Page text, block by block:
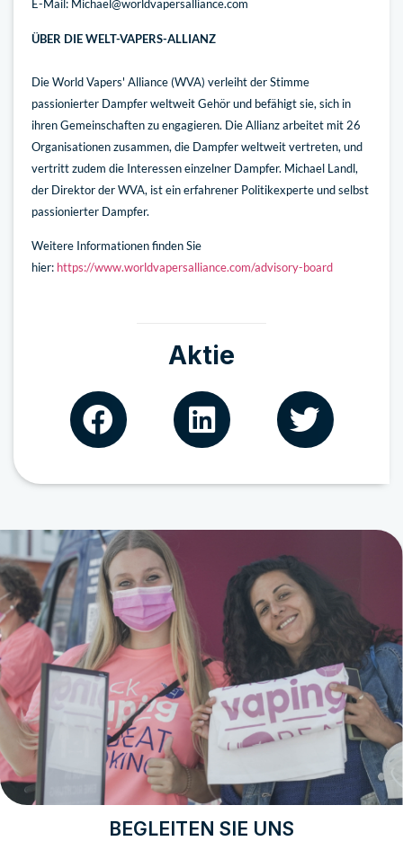
E-Mail: Michael@worldvapersalliance.com
ÜBER DIE WELT-VAPERS-ALLIANZ
Die World Vapers' Alliance (WVA) verleiht der Stimme
passionierter Dampfer weltweit Gehör und befähigt sie, sich in
ihren Gemeinschaften zu engagieren. Die Allianz arbeitet mit 26
Organisationen zusammen, die Dampfer weltweit vertreten, und
vertritt zudem die Interessen einzelner Dampfer. Michael Landl,
der Direktor der WVA, ist ein erfahrener Politikexperte und selbst
passionierter Dampfer.
Weitere Informationen finden Sie
hier: https://www.worldvapersalliance.com/advisory-board
Aktie
BEGLEITEN SIE UNS